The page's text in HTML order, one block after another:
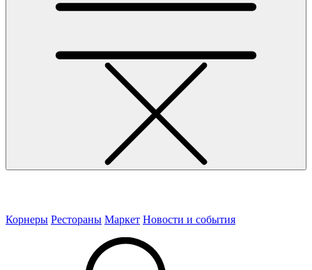
Корнеры Рестораны Маркет Новости и события